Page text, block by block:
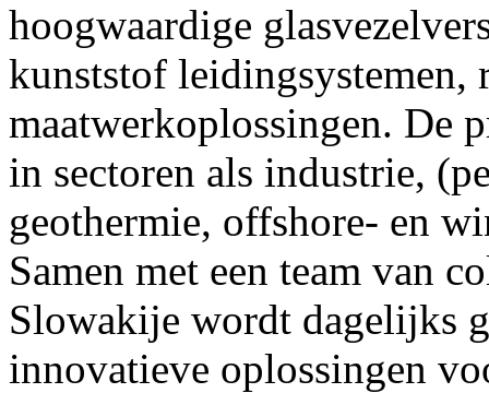
hoogwaardige
kunststof leidingsystemen,
maatwerkoplossingen. De
in sectoren als industrie,
geothermie, offshore- en
Samen met een team van
Slowakije wordt dagelijks
innovatieve oplossingen